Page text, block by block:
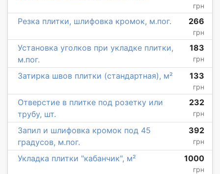
грн
Резка плитки, шлифовка кромок, м.пог. 266
грн
Установка уголков при укладке плитки,
м.пог.
183
грн
Затирка швов плитки (стандартная), м² 133
грн
Отверстие в плитке под розетку или
трубу, шт.
232
грн
Запил и шлифовка кромок под 45
градусов, м.пог.
392
грн
Укладка плитки "кабанчик", м² 1000
грн